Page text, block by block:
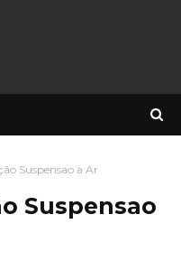
Suspensao a Ar
Suspensao